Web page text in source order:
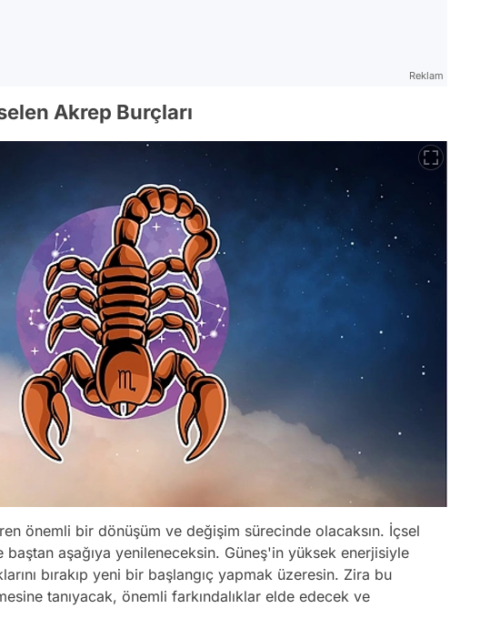
Reklam
Akrep Burçları
önemli bir dönüşüm ve değişim sürecinde olacaksın. İçsel
aşağıya yenileneceksin. Güneş'in yüksek enerjisiyle
bırakıp yeni bir başlangıç yapmak üzeresin. Zira bu
tanıyacak, önemli farkındalıklar elde edecek ve